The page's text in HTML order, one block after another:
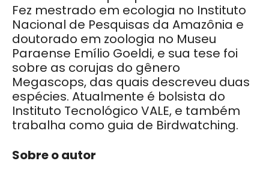
Fez mestrado em ecologia no Instituto
Nacional de Pesquisas da Amazônia e
doutorado em zoologia no Museu
Paraense Emílio Goeldi, e sua tese foi
sobre as corujas do gênero
Megascops, das quais descreveu duas
espécies. Atualmente é bolsista do
Instituto Tecnológico VALE, e também
trabalha como guia de Birdwatching.
Sobre o autor